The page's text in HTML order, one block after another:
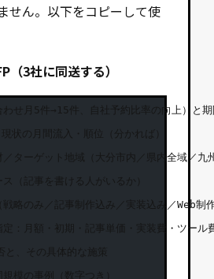
せん。以下をコピーして使
（3社に同送する）
わせ月5件→15件、自社予約比率の向上）と
状の月間流入・順位（分かれば）
／ターゲット地域（大分市内／県内全域／
ス（記事を書ける人がいるか）
戦略のみ／記事制作込み／実装込み／Web制
定：月額・初期・記事単価・実装費・ツー
、その具体的な施策
模の事例（数字つき）